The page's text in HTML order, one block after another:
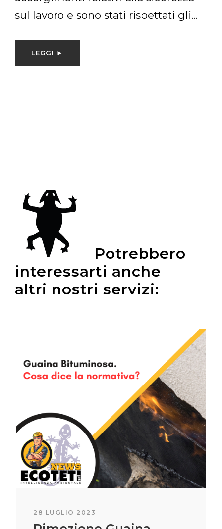
aziendali nel corso dell’anno 2016. A
lavori ultimati ci riteniamo
pienamente soddisfatti del lavoro
svolto.
Potrebbero
interessarti anche
altri nostri servizi:
28 GIUGNO 2023